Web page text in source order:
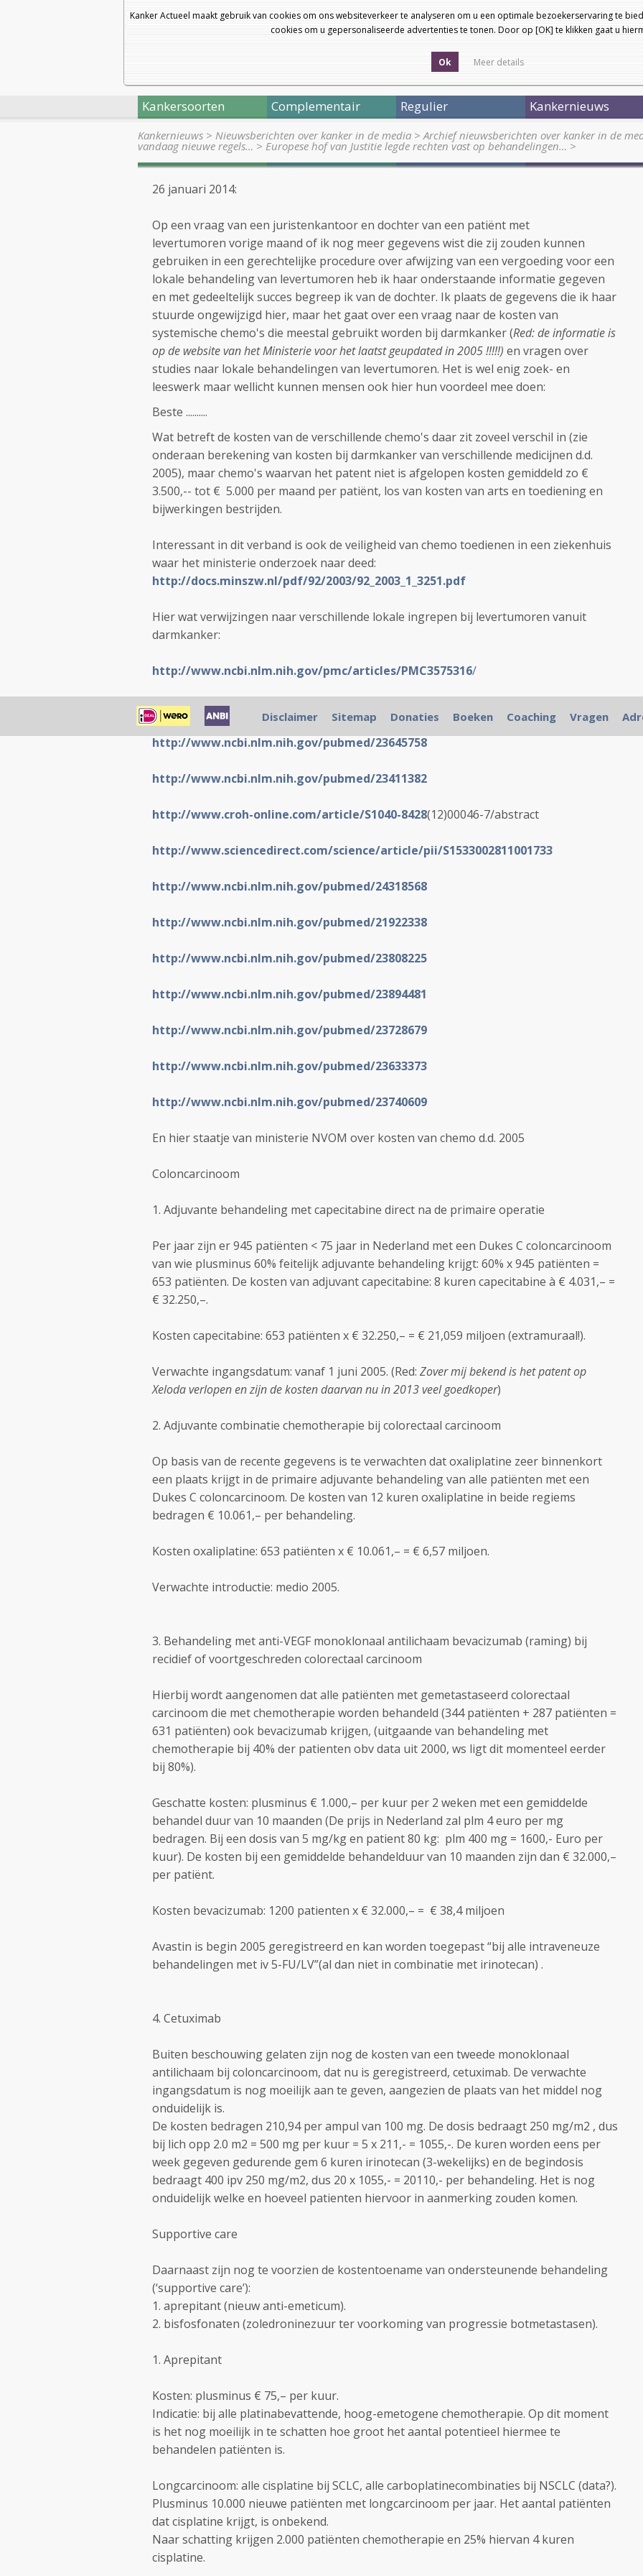
Kanker Actueel maakt gebruik van cookies om ons websiteverkeer te analyseren om u een optimale bezoekerservaring te
cookies om u gepersonaliseerde advertenties te tonen. Door op [OK] te klikken gaat u
Ok Meer details
Kankersoorten Complementair Regulier Kankernieuws
Kankernieuws > Nieuwsberichten over kanker in de media >Archief nieuwsberichten over kanker in de
vandaag nieuwe regels… > Europese hof van Justitie legde rechten vast op behandelingen… >
26 januari 2014:
Op een vraag van een juristenkantoor en dochter van een patiënt met
levertumoren vorige maand of ik nog meer gegevens wist die zij zouden kunnen
gebruiken in een gerechtelijke procedure over afwijzing van een vergoeding voor een
lokale behandeling van levertumoren heb ik haar onderstaande informatie gegeven
en met gedeeltelijk succes begreep ik van de dochter. Ik plaats de gegevens die ik haar
stuurde ongewijzigd hier, maar het gaat over een vraag naar de kosten van
systemische chemo's die meestal gebruikt worden bij darmkanker (Red: de informatie is
op de website van het Ministerie voor het laatst geupdated in 2005 !!!!!) en vragen over
studies naar lokale behandelingen van levertumoren. Het is wel enig zoek- en
leeswerk maar wellicht kunnen mensen ook hier hun voordeel mee doen:
Beste ..........
Wat betreft de kosten van de verschillende chemo's daar zit zoveel verschil in (zie
onderaan berekening van kosten bij darmkanker van verschillende medicijnen d.d.
2005), maar chemo's waarvan het patent niet is afgelopen kosten gemiddeld zo €
3.500,-- tot € 5.000 per maand per patiënt, los van kosten van arts en toediening en
bijwerkingen bestrijden.
Interessant in dit verband is ook de veiligheid van chemo toedienen in een ziekenhuis
waar het ministerie onderzoek naar deed:
http://docs.minszw.nl/pdf/92/2003/92_2003_1_3251.pdf
Hier wat verwijzingen naar verschillende lokale ingrepen bij levertumoren vanuit
darmkanker:
http://www.ncbi.nlm.nih.gov/pmc/articles/PMC3575316/
http://www.ncbi.nlm.nih.gov/pubmed/20431307
http://www.ncbi.nlm.nih.gov/pubmed/23645758
http://www.ncbi.nlm.nih.gov/pubmed/23411382
http://www.croh-online.com/article/S1040-8428(12)00046-7/abstract
http://www.sciencedirect.com/science/article/pii/S1533002811001733
http://www.ncbi.nlm.nih.gov/pubmed/24318568
http://www.ncbi.nlm.nih.gov/pubmed/21922338
http://www.ncbi.nlm.nih.gov/pubmed/23808225
http://www.ncbi.nlm.nih.gov/pubmed/23894481
http://www.ncbi.nlm.nih.gov/pubmed/23728679
http://www.ncbi.nlm.nih.gov/pubmed/23633373
http://www.ncbi.nlm.nih.gov/pubmed/23740609
En hier staatje van ministerie NVOM over kosten van chemo d.d. 2005
Coloncarcinoom
1. Adjuvante behandeling met capecitabine direct na de primaire operatie
Per jaar zijn er 945 patiënten < 75 jaar in Nederland met een Dukes C coloncarcinoom
van wie plusminus 60% feitelijk adjuvante behandeling krijgt: 60% x 945 patiënten =
653 patiënten. De kosten van adjuvant capecitabine: 8 kuren capecitabine à € 4.031,– =
€ 32.250,–.
Kosten capecitabine: 653 patiënten x € 32.250,– = € 21,059 miljoen (extramuraal!).
Verwachte ingangsdatum: vanaf 1 juni 2005. (Red: Zover mij bekend is het patent op
Xeloda verlopen en zijn de kosten daarvan nu in 2013 veel goedkoper)
2. Adjuvante combinatie chemotherapie bij colorectaal carcinoom
Op basis van de recente gegevens is te verwachten dat oxaliplatine zeer binnenkort
een plaats krijgt in de primaire adjuvante behandeling van alle patiënten met een
Dukes C coloncarcinoom. De kosten van 12 kuren oxaliplatine in beide regiems
bedragen € 10.061,– per behandeling.
Kosten oxaliplatine: 653 patiënten x € 10.061,– = € 6,57 miljoen.
Verwachte introductie: medio 2005.
3. Behandeling met anti-VEGF monoklonaal antilichaam bevacizumab (raming) bij
recidief of voortgeschreden colorectaal carcinoom
Hierbij wordt aangenomen dat alle patiënten met gemetastaseerd colorectaal
carcinoom die met chemotherapie worden behandeld (344 patiënten + 287 patiënten =
631 patiënten) ook bevacizumab krijgen, (uitgaande van behandeling met
chemotherapie bij 40% der patienten obv data uit 2000, ws ligt dit momenteel eerder
bij 80%).
Geschatte kosten: plusminus € 1.000,– per kuur per 2 weken met een gemiddelde
behandel duur van 10 maanden (De prijs in Nederland zal plm 4 euro per mg
bedragen. Bij een dosis van 5 mg/kg en patient 80 kg: plm 400 mg = 1600,- Euro per
kuur). De kosten bij een gemiddelde behandelduur van 10 maanden zijn dan € 32.000,–
per patiënt.
Kosten bevacizumab: 1200 patienten x € 32.000,– = € 38,4 miljoen
Avastin is begin 2005 geregistreerd en kan worden toegepast “bij alle intraveneuze
behandelingen met iv 5-FU/LV”(al dan niet in combinatie met irinotecan) .
4. Cetuximab
Buiten beschouwing gelaten zijn nog de kosten van een tweede monoklonaal
antilichaam bij coloncarcinoom, dat nu is geregistreerd, cetuximab. De verwachte
ingangsdatum is nog moeilijk aan te geven, aangezien de plaats van het middel nog
onduidelijk is.
De kosten bedragen 210,94 per ampul van 100 mg. De dosis bedraagt 250 mg/m2 , dus
bij lich opp 2.0 m2 = 500 mg per kuur = 5 x 211,- = 1055,-. De kuren worden eens per
week gegeven gedurende gem 6 kuren irinotecan (3-wekelijks) en de begindosis
bedraagt 400 ipv 250 mg/m2, dus 20 x 1055,- = 20110,- per behandeling. Het is nog
onduidelijk welke en hoeveel patienten hiervoor in aanmerking zouden komen.
Supportive care
Daarnaast zijn nog te voorzien de kostentoename van ondersteunende behandeling
(‘supportive care’):
1. aprepitant (nieuw anti-emeticum).
2. bisfosfonaten (zoledroninezuur ter voorkoming van progressie botmetastasen).
1. Aprepitant
Kosten: plusminus € 75,– per kuur.
Indicatie: bij alle platinabevattende, hoog-emetogene chemotherapie. Op dit moment
is het nog moeilijk in te schatten hoe groot het aantal potentieel hiermee te
behandelen patiënten is.
Longcarcinoom: alle cisplatine bij SCLC, alle carboplatinecombinaties bij NSCLC (data?).
Plusminus 10.000 nieuwe patiënten met longcarcinoom per jaar. Het aantal patiënten
dat cisplatine krijgt, is onbekend.
Naar schatting krijgen 2.000 patiënten chemotherapie en 25% hiervan 4 kuren
cisplatine.
Disclaimer Sitemap Donaties Boeken Coaching Vragen